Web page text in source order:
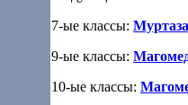
7-ые классы:
9-ые классы:
10-ые классы: